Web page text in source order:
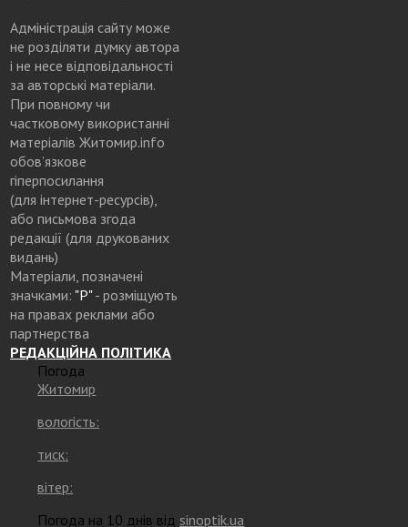
Адміністрація сайту може
не розділяти думку автора
і не несе відповідальності
за авторські матеріали.
При повному чи
частковому використанні
матеріалів Житомир.info
обов’язкове
гіперпосилання
(для інтернет-ресурсів),
або письмова згода
редакції (для друкованих
видань)
Матеріали, позначені
значками: "Р"- розміщують
на правах реклами або
партнерства
РЕДАКЦІЙНА ПОЛІТИКА
Погода
Житомир
вологість:
тиск:
вітер:
Погода на 10 днів від sinoptik.ua